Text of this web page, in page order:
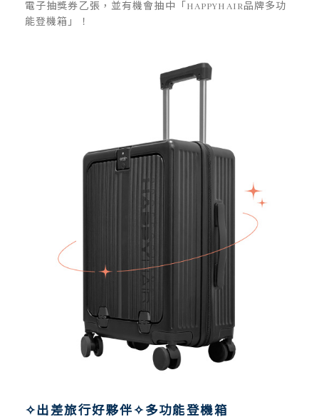
電子抽獎券乙張，並有機會抽中「HAPPYHAIR品牌多功
能登機箱」！
✧出差旅行好夥伴✧多功能登機箱